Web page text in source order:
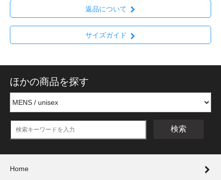
返品について
サイズガイド
ほかの商品を探す
検索
Home